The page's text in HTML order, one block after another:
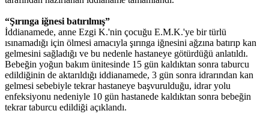
“Şırınga iğnesi batırılmış”
İddianamede, anne Ezgi K.'nin çocuğu E.M.K.'ye bir türlü
ısınamadığı için ölmesi amacıyla şırınga iğnesini ağzına batırıp kan
gelmesini sağladığı ve bu nedenle hastaneye götürdüğü anlatıldı.
Bebeğin yoğun bakım ünitesinde 15 gün kaldıktan sonra taburcu
edildiğinin de aktarıldığı iddianamede, 3 gün sonra idrarından kan
gelmesi sebebiyle tekrar hastaneye başvurulduğu, idrar yolu
enfeksiyonu nedeniyle 10 gün hastanede kaldıktan sonra bebeğin
tekrar taburcu edildiği açıklandı.